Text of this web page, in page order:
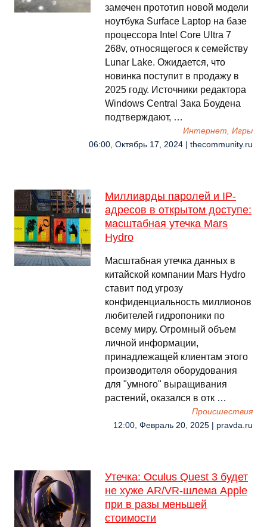
замечен прототип новой модели
ноутбука Surface Laptop на базе
процессора Intel Core Ultra 7
268v, относящегося к семейству
Lunar Lake. Ожидается, что
новинка поступит в продажу в
2025 году. Источники редактора
Windows Central Зака Боудена
подтверждают, …
Интернет, Игры
06:00, Октябрь 17, 2024 | thecommunity.ru
Миллиарды паролей и IP-
адресов в открытом доступе:
масштабная утечка Mars
Hydro
Масштабная утечка данных в
китайской компании Mars Hydro
ставит под угрозу
конфиденциальность миллионов
любителей гидропоники по
всему миру. Огромный объем
личной информации,
принадлежащей клиентам этого
производителя оборудования
для "умного" выращивания
растений, оказался в отк …
Происшествия
12:00, Февраль 20, 2025 | pravda.ru
Утечка: Oculus Quest 3 будет
не хуже AR/VR-шлема Apple
при в разы меньшей
стоимости